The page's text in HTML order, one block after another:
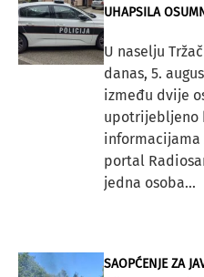
UHAPSILA
U naselju
danas, 5.
između dvije
upotrijebljeno
informacijama
portal
jedna osoba...
SAOPĆENJE ZA